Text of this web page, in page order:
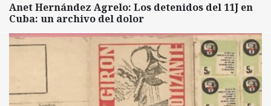
Anet Hernández Agrelo: Los detenidos del 11J en
Cuba: un archivo del dolor